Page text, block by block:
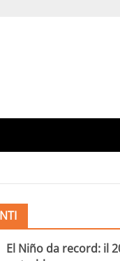
El Niño da record: il